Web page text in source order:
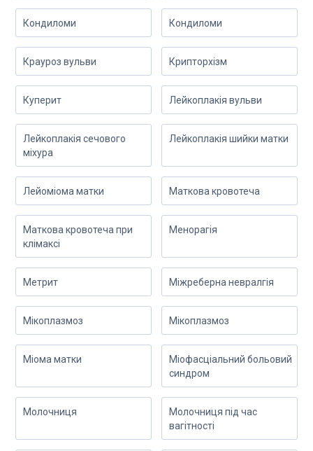
Кондиломи Кондиломи
Крауроз вульви Крипторхізм
Куперит Лейкоплакія вульви
Лейкоплакія сечового
міхура
Лейкоплакія шийки матки
Лейоміома матки Маткова кровотеча
Маткова кровотеча при
клімаксі
Менорагія
Метрит Міжреберна невралгія
Мікоплазмоз Мікоплазмоз
Міома матки
Міофасціальний больовий
синдром
Молочниця
Молочниця під час
вагітності